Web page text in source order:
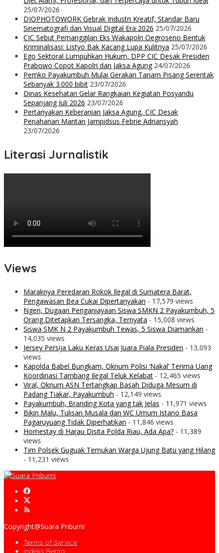
25/07/2026
DIOPHOTOWORK Gebrak Industri Kreatif, Standar Baru
Sinematografi dan Visual Digital Era 2026 25/07/2026
CIC Sebut Pemanggilan Eks Wakapolri Oegroseno Bentuk
Kriminalisasi: Listyo Bak Kacang Lupa Kulitnya 25/07/2026
Ego Sektoral Lumpuhkan Hukum, DPP CIC Desak Presiden
Prabowo Copot Kapolri dan Jaksa Agung 24/07/2026
Pemko Payakumbuh Mulai Gerakan Tanam Pisang Serentak
Sebanyak 3.000 bibit 23/07/2026
Dinas Kesehatan Gelar Rangkaian Kegiatan Posyandu
Sepanjang Juli 2026 23/07/2026
Pertanyakan Keberanian Jaksa Agung, CIC Desak
Penahanan Mantan Jampidsus Febrie Adriansyah
23/07/2026
Literasi Jurnalistik
Views
Maraknya Peredaran Rokok Ilegal di Sumatera Barat,
Pengawasan Bea Cukai Dipertanyakan - 17,579 views
Ngeri, Dugaan Penganiayaan Siswa SMKN 2 Payakumbuh, 5
Orang Ditetapkan Tersangka, Ternyata - 15,008 views
Siswa SMK N 2 Payakumbuh Tewas, 5 Siswa Diamankan -
14,035 views
Jersey Persija Laku Keras Usai Juara Piala Presiden - 13,093
views
Kapolda Babel Bungkam, Oknum Polisi ‘Nakal’ Terima Uang
Koordinasi Tambang Ilegal Teluk Kelabat - 12,465 views
Viral, Oknum ASN Tertangkap Basah Diduga Mesum di
Padang Tiakar, Payakumbuh - 12,149 views
Payakumbuh, Branding Kota yang tak Jelas - 11,971 views
Bikin Malu, Tulisan Musala dan WC Umum Istano Basa
Pagaruyuang Tidak Diperhatikan - 11,846 views
Homestay di Harau Disita Polda Riau, Ada Apa? - 11,389
views
Tim Polsek Guguak Temukan Warga Ujung Batu yang Hilang
- 11,231 views
Copyright@Suara Pribumi
Terms of Service
Indeks Berita